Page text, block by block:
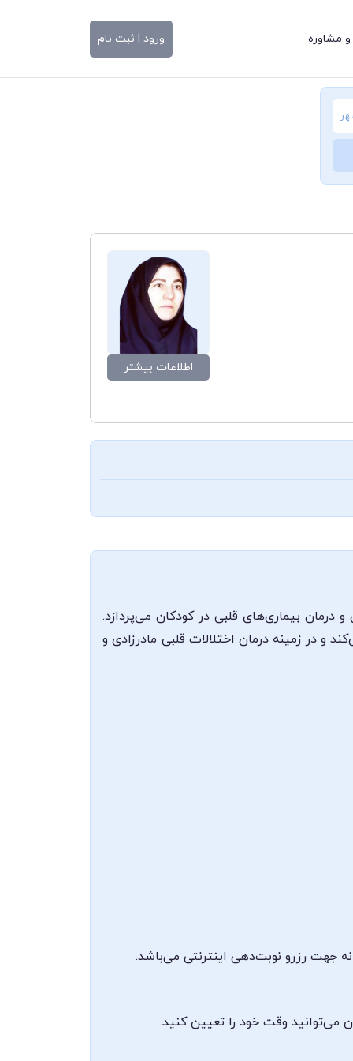
مشاوره ورود | ثبت نام
اطلاعات بیشتر
بیماری‌های قلبی در کودکان می‌پردازد.
و در زمینه درمان اختلالات قلبی مادرزادی و
جهت رزرو نوبت‌دهی اینترنتی می‌باشد.
می‌توانید وقت خود را تعیین کنید.